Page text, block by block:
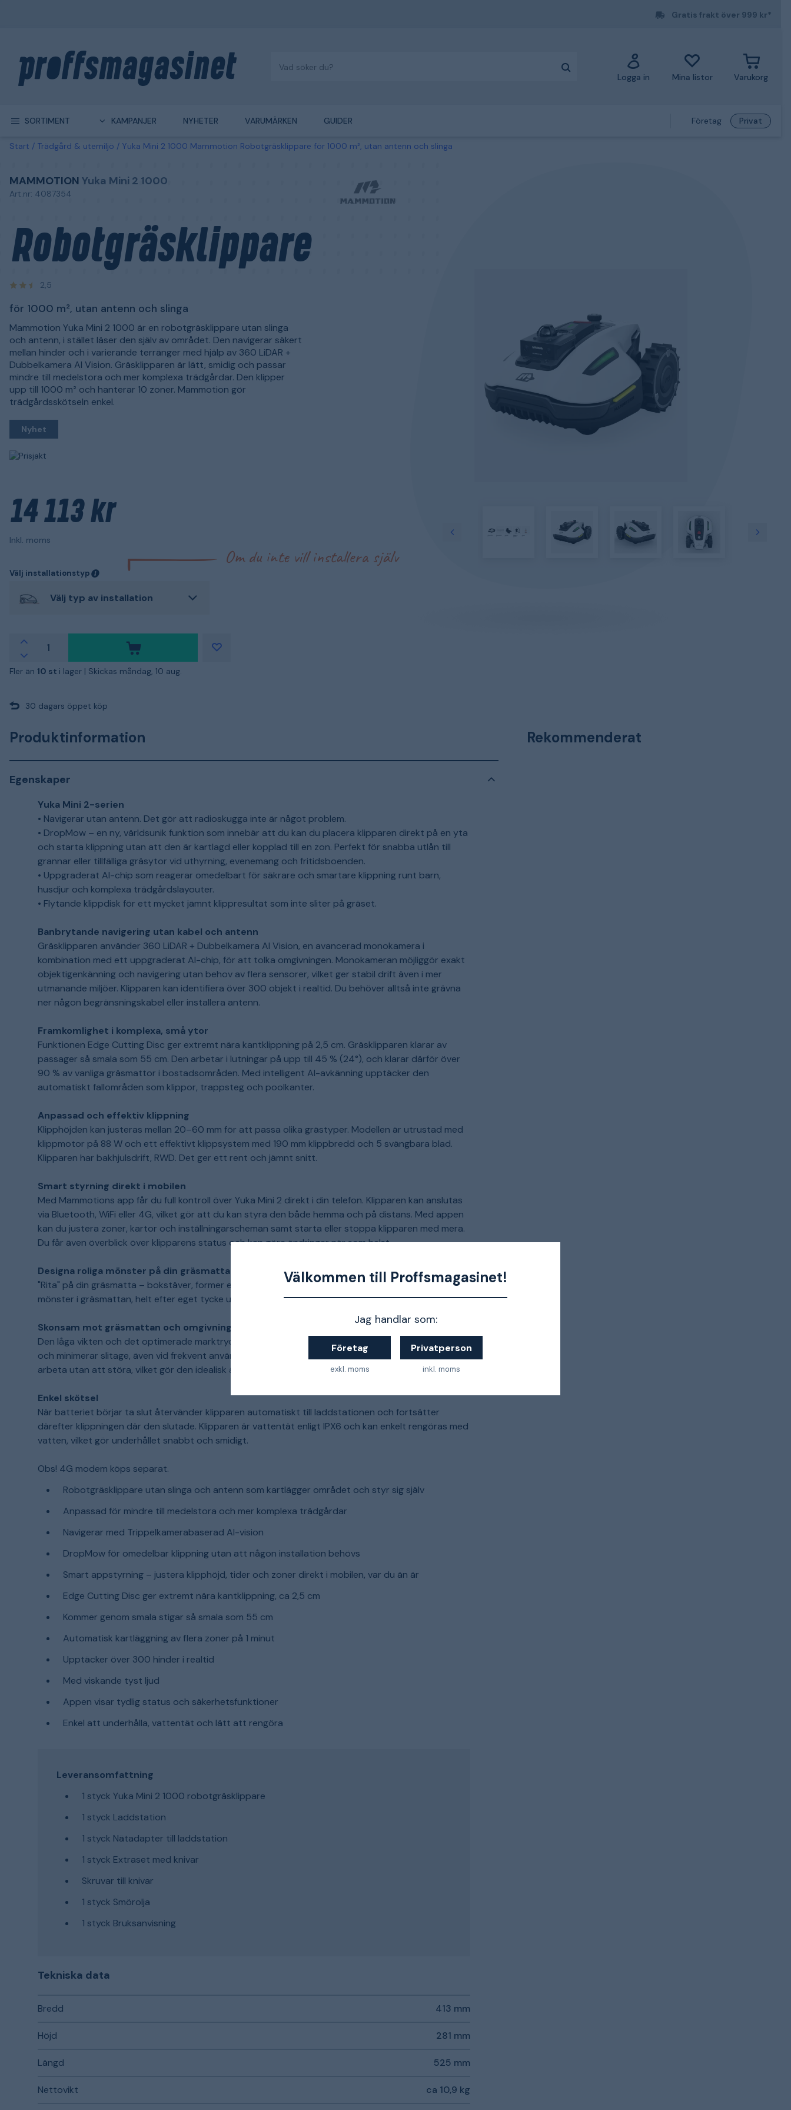
Välkommen till Proffsmagasinet!
Jag handlar som:
Företag
exkl. moms
Privatperson
inkl. moms
Gratis frakt över 999 kr*
Logga in Mina listor Varukorg
SORTIMENT KAMPANJER NYHETER VARUMÄRKEN GUIDER Företag Privat
Start Trädgård & utemiljö Yuka Mini 2 1000 Mammotion Robotgräsklippare för 1000 m², utan antenn och slinga
MAMMOTION Yuka Mini 2 1000
Art.nr: 4087354
Robotgräsklippare
2,5
för 1000 m², utan antenn och slinga
Mammotion Yuka Mini 2 1000 är en robotgräsklippare utan slinga
och antenn, i stället läser den själv av området. Den navigerar säkert
mellan hinder och i varierande terränger med hjälp av 360 LiDAR +
Dubbelkamera AI Vision. Gräsklipparen är lätt, smidig och passar
mindre till medelstora och mer komplexa trädgårdar. Den klipper
upp till 1000 m² och hanterar 10 zoner. Mammotion gör
trädgårdsskötseln enkel.
Nyhet
14 113 kr
Inkl. moms
Om du inte vill installera själv
Välj installationstyp
Välj typ av installation
Fler än 10 st i lager | Skickas måndag, 10 aug.
30 dagars öppet köp
Produktinformation
Egenskaper
Yuka Mini 2-serien
• Navigerar utan antenn. Det gör att radioskugga inte är något problem.
• DropMow – en ny, världsunik funktion som innebär att du kan du placera klipparen direkt på en yta
och starta klippning utan att den är kartlagd eller kopplad till en zon. Perfekt för snabba utlån till
grannar eller tillfälliga gräsytor vid uthyrning, evenemang och fritidsboenden.
• Uppgraderat AI-chip som reagerar omedelbart för säkrare och smartare klippning runt barn,
husdjur och komplexa trädgårdslayouter.
• Flytande klippdisk för ett mycket jämnt klippresultat som inte sliter på gräset.
Banbrytande navigering utan kabel och antenn
Gräsklipparen använder 360 LiDAR + Dubbelkamera AI Vision, en avancerad monokamera i
kombination med ett uppgraderat AI-chip, för att tolka omgivningen. Monokameran möjliggör exakt
objektigenkänning och navigering utan behov av flera sensorer, vilket ger stabil drift även i mer
utmanande miljöer. Klipparen kan identifiera över 300 objekt i realtid. Du behöver alltså inte grävna
ner någon begränsningskabel eller installera antenn.
Framkomlighet i komplexa, små ytor
Funktionen Edge Cutting Disc ger extremt nära kantklippning på 2,5 cm. Gräsklipparen klarar av
passager så smala som 55 cm. Den arbetar i lutningar på upp till 45 % (24°), och klarar därför över
90 % av vanliga gräsmattor i bostadsområden. Med intelligent AI-avkänning upptäcker den
automatiskt fallområden som klippor, trappsteg och poolkanter.
Anpassad och effektiv klippning
Klipphöjden kan justeras mellan 20–60 mm för att passa olika grästyper. Modellen är utrustad med
klippmotor på 88 W och ett effektivt klippsystem med 190 mm klippbredd och 5 svängbara blad.
Klipparen har bakhjulsdrift, RWD. Det ger ett rent och jämnt snitt.
Smart styrning direkt i mobilen
Med Mammotions app får du full kontroll över Yuka Mini 2 direkt i din telefon. Klipparen kan anslutas
via Bluetooth, WiFi eller 4G, vilket gör att du kan styra den både hemma och på distans. Med appen
kan du justera zoner, kartor och inställningarscheman samt starta eller stoppa klipparen med mera.
Du får även överblick över klipparens status och kan göra ändringar när som helst.
Designa roliga mönster på din gräsmatta
"Rita" på din gräsmatta – bokstäver, former eller dekorativa former. Du kan skapa roliga och unika
mönster i gräsmattan, helt efter eget tycke utifrån hur du väljer att gräskliapparen ska klippa.
Skonsam mot gräsmattan och omgivningen
Den låga vikten och det optimerade marktrycket gör att klipparen arbetar skonsamt mot gräset
och minimerar slitage, även vid frekvent användning. Med en låg ljudnivå på ≤60 dB kan Yuka Mini 800
arbeta utan att störa, vilket gör den idealisk även i tätbebyggda områden.
Enkel skötsel
När batteriet börjar ta slut återvänder klipparen automatiskt till laddstationen och fortsätter
därefter klippningen där den slutade. Klipparen är vattentät enligt IPX6 och kan enkelt rengöras med
vatten, vilket gör underhållet snabbt och smidigt.
Obs! 4G modem köps separat.
Robotgräsklippare utan slinga och antenn som kartlägger området och styr sig själv
Anpassad för mindre till medelstora och mer komplexa trädgårdar
Navigerar med Trippelkamerabaserad AI-vision
DropMow för omedelbar klippning utan att någon installation behövs
Smart appstyrning – justera klipphöjd, tider och zoner direkt i mobilen, var du än är
Edge Cutting Disc ger extremt nära kantklippning, ca 2,5 cm
Kommer genom smala stigar så smala som 55 cm
Automatisk kartläggning av flera zoner på 1 minut
Upptäcker över 300 hinder i realtid
Med viskande tyst ljud
Appen visar tydlig status och säkerhetsfunktioner
Enkel att underhålla, vattentät och lätt att rengöra
Leveransomfattning
1 styck Yuka Mini 2 1000 robotgräsklippare
1 styck Laddstation
1 styck Nätadapter till laddstation
1 styck Extraset med knivar
Skruvar till knivar
1 styck Smörolja
1 styck Bruksanvisning
Tekniska data
Bredd 413 mm
Höjd 281 mm
Längd 525 mm
Nettovikt ca 10,9 kg
Rekommenderat